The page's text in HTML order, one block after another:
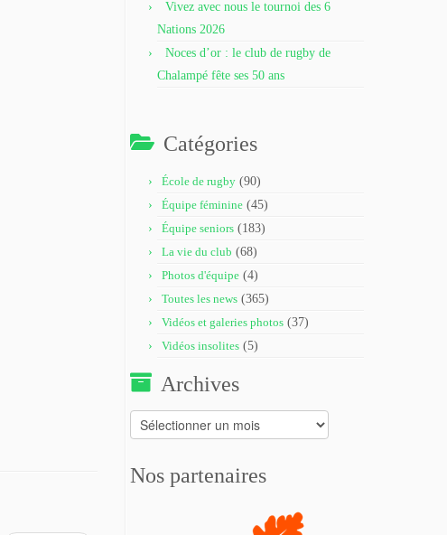
Vivez avec nous le tournoi des 6
Nations 2026
Noces d’or : le club de rugby de
Chalampé fête ses 50 ans
Catégories
École de rugby (90)
Équipe féminine (45)
Équipe seniors (183)
La vie du club (68)
Photos d'équipe (4)
Toutes les news (365)
Vidéos et galeries photos (37)
Vidéos insolites (5)
Archives
Archives
Nos partenaires